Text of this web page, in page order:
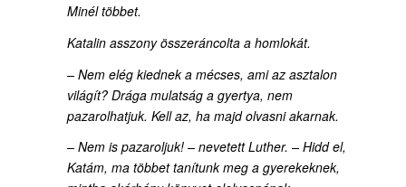
Minél többet.
Katalin asszony összeráncolta a homlokát.
– Nem elég kiednek a mécses, ami az asztalon
világít? Drága mulatság a gyertya, nem
pazarolhatjuk. Kell az, ha majd olvasni akarnak.
– Nem is pazaroljuk! – nevetett Luther. – Hidd el,
Katám, ma többet tanítunk meg a gyerekeknek,